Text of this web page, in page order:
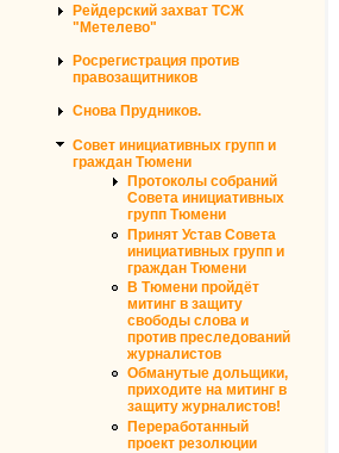
Рейдерский захват ТСЖ
"Метелево"
Росрегистрация против
правозащитников
Снова Прудников.
Совет инициативных групп и
граждан Тюмени
Протоколы собраний
Совета инициативных
групп Тюмени
Принят Устав Совета
инициативных групп и
граждан Тюмени
В Тюмени пройдёт
митинг в защиту
свободы слова и
против преследований
журналистов
Обманутые дольщики,
приходите на митинг в
защиту журналистов!
Переработанный
проект резолюции